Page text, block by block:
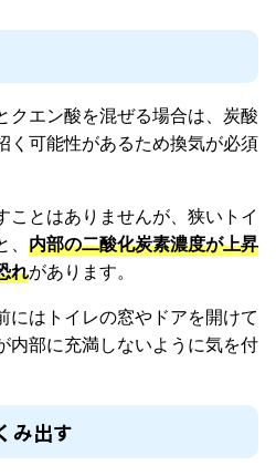
クエン酸を混ぜる場合は、炭酸
く可能性があるため換気が必須
ことはありませんが、狭いトイ
内部の二酸化炭素濃度が上昇
れがあります。
にはトイレの窓やドアを開けて
内部に充満しないように気を付
み出す